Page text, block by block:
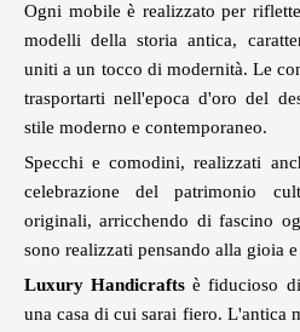
Ogni mobile è realizzato per
modelli della storia antica,
uniti a un tocco di modernità. Le
trasportarti nell'epoca d'oro del
stile moderno e contemporaneo.
Specchi e comodini, realizzati
celebrazione del patrimonio
originali, arricchendo di fascino
sono realizzati pensando alla gioia
Luxury Handicrafts è fiducioso
una casa di cui sarai fiero. L'antica